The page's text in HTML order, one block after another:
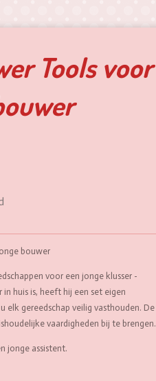
Tools voor
bouwer
voor een jonge klusser -
huis is, heeft hij een set eigen
elk gereedschap veilig vasthouden. De
vaardigheden bij te brengen.
jonge assistent.